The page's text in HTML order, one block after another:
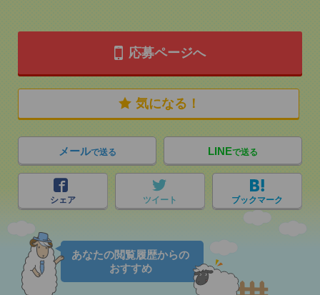
応募ページへ
気になる！
メールで送る LINEで送る
シェア ツイート ブックマーク
あなたの閲覧履歴からの
おすすめ